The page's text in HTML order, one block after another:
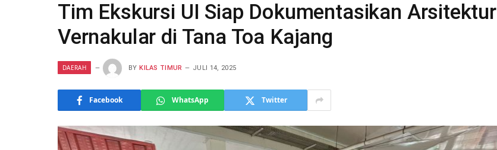
Tim Ekskursi UI Siap Dokumentasikan Arsitektur
Vernakular di Tana Toa Kajang
DAERAH BY KILAS TIMUR JULI 14, 2025
Facebook WhatsApp Twitter